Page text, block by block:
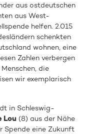
aus ostdeutschen
aus West-
helfen. 2.015
schenkten
wohnen, eine
Zahlen verbergen
die
wir exemplarisch
in Schleswig-
Lou (8) aus der Nähe
Spende eine Zukunft